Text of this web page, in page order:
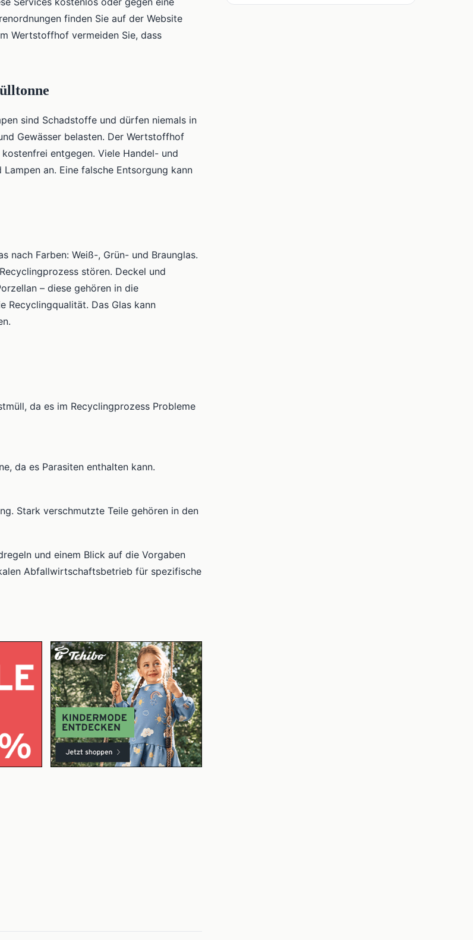
finden Sie auf der Website
Wertstoffhof vermeiden Sie, dass
sind Schadstoffe und dürfen niemals in
Gewässer belasten. Der Wertstoffhof
entgegen. Viele Handel- und
an. Eine falsche Entsorgung kann
nach Farben: Weiß-, Grün- und Braunglas.
stören. Deckel und
– diese gehören in die
Recyclingqualität. Das Glas kann
da es im Recyclingprozess Probleme
da es Parasiten enthalten kann.
Stark verschmutzte Teile gehören in den
und einem Blick auf die Vorgaben
Abfallwirtschaftsbetrieb für spezifische